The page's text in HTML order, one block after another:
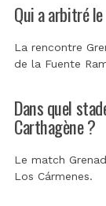
Qui a arbitré
La rencontre
de la Fuente
Dans quel
Carthagène ?
Le match
Los Cármenes.